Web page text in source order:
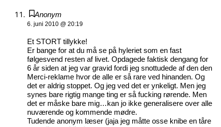
Anonym
6. juni 2010 @ 20:19
Et STORT tillykke!
Er bange for at du må se på hyleriet som en fast
følgesvend resten af livet. Opdagede faktisk dengang for
6 år siden at jeg var gravid fordi jeg snottudede af den den
Merci-reklame hvor de alle er så rare ved hinanden. Og
det er aldrig stoppet. Og jeg ved det er ynkeligt. Men jeg
synes bare rigtig mange ting er så fucking rørende. Men
det er måske bare mig…kan jo ikke generalisere over alle
nuværende og kommende mødre.
Tudende anonym læser (jaja jeg måtte osse knibe en tåre